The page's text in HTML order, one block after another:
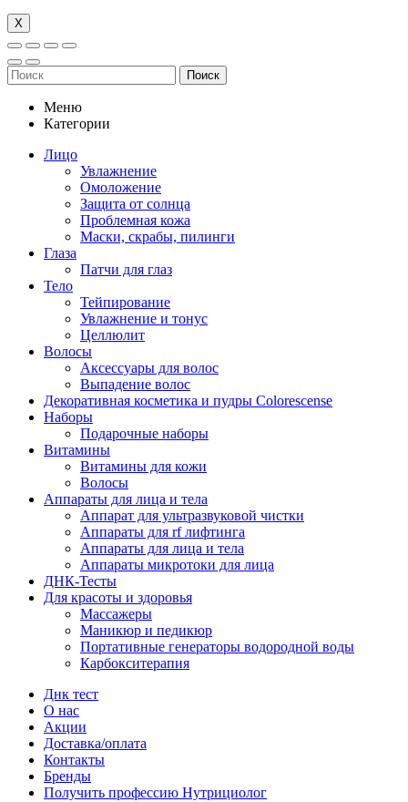
Х
Поиск
Меню
Категории
Лицо
Увлажнение
Омоложение
Защита от солнца
Проблемная кожа
Маски, скрабы, пилинги
Глаза
Патчи для глаз
Тело
Тейпирование
Увлажнение и тонус
Целлюлит
Волосы
Аксессуары для волос
Выпадение волос
Декоративная косметика и пудры Colorescense
Наборы
Подарочные наборы
Витамины
Витамины для кожи
Волосы
Аппараты для лица и тела
Аппарат для ультразвуковой чистки
Аппараты для rf лифтинга
Аппараты для лица и тела
Аппараты микротоки для лица
ДНК-Тесты
Для красоты и здоровья
Массажеры
Маникюр и педикюр
Портативные генераторы водородной воды
Карбокситерапия
Днк тест
О нас
Акции
Доставка/оплата
Контакты
Бренды
Получить профессию Нутрициолог